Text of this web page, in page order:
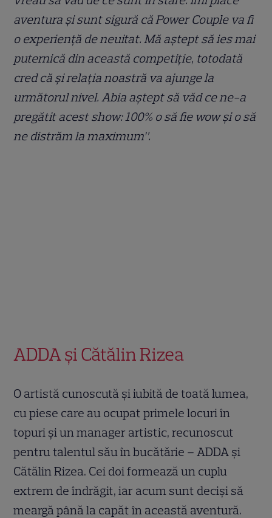
aventura și sunt sigură că Power Couple va fi
o experiență de neuitat. Mă aștept să ies mai
puternică din această competiție, totodată
cred că și relația noastră va ajunge la
următorul nivel. Abia aștept să văd ce ne-a
pregătit acest show: 100% o să fie wow și o să
ne distrăm la maximum”.
ADDA și Cătălin Rizea
O artistă cunoscută și iubită de toată lumea,
cu piese care au ocupat primele locuri în
topuri și un manager artistic, recunoscut
pentru talentul său în bucătărie – ADDA și
Cătălin Rizea. Cei doi formează un cuplu
extrem de îndrăgit, iar acum sunt deciși să
meargă până la capăt în această aventură.